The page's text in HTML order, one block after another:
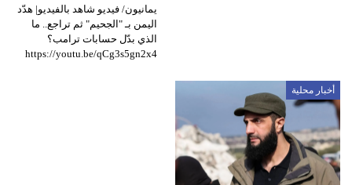
يمانيون/ فيديو شاهد بالفيديو| هدّد
اليمن بـ "الجحيم" ثم تراجع.. ما
الذي بدّل حسابات ترامب؟
https://youtu.be/qCg3s5gn2x4
أخبار محلية